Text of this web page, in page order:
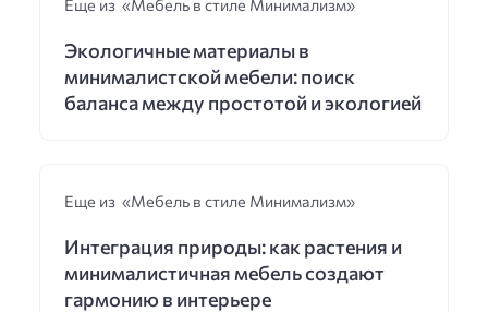
Еще из «Мебель в стиле Минимализм»
Экологичные материалы в
минималистской мебели: поиск
баланса между простотой и экологией
Еще из «Мебель в стиле Минимализм»
Интеграция природы: как растения и
минималистичная мебель создают
гармонию в интерьере